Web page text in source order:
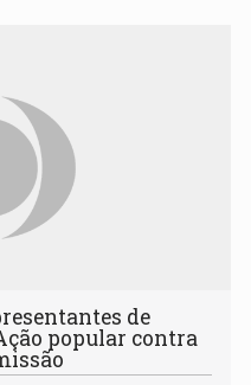
de
popular contra